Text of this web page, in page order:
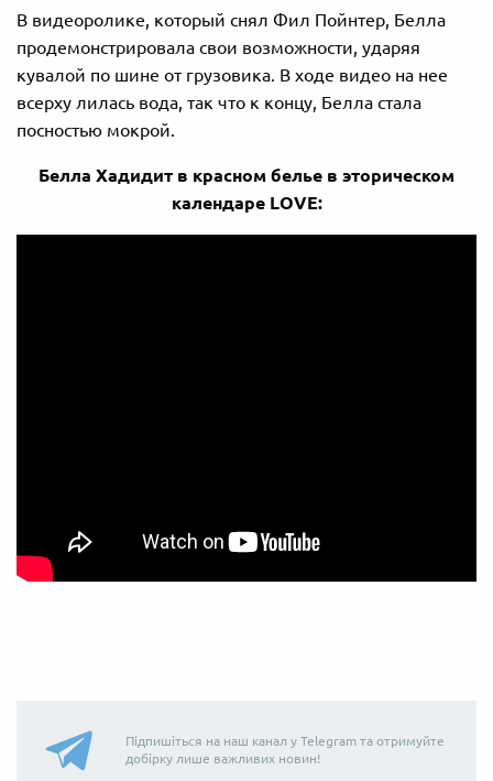
В видеоролике, который снял Фил Пойнтер, Белла
продемонстрировала свои возможности, ударяя
кувалой по шине от грузовика. В ходе видео на нее
всерху лилась вода, так что к концу, Белла стала
посностью мокрой.
Белла Хадидит в красном белье в эторическом
календаре LOVE:
Підпишіться на наш канал у Telegram та отримуйте
добірку лише важливих новин!